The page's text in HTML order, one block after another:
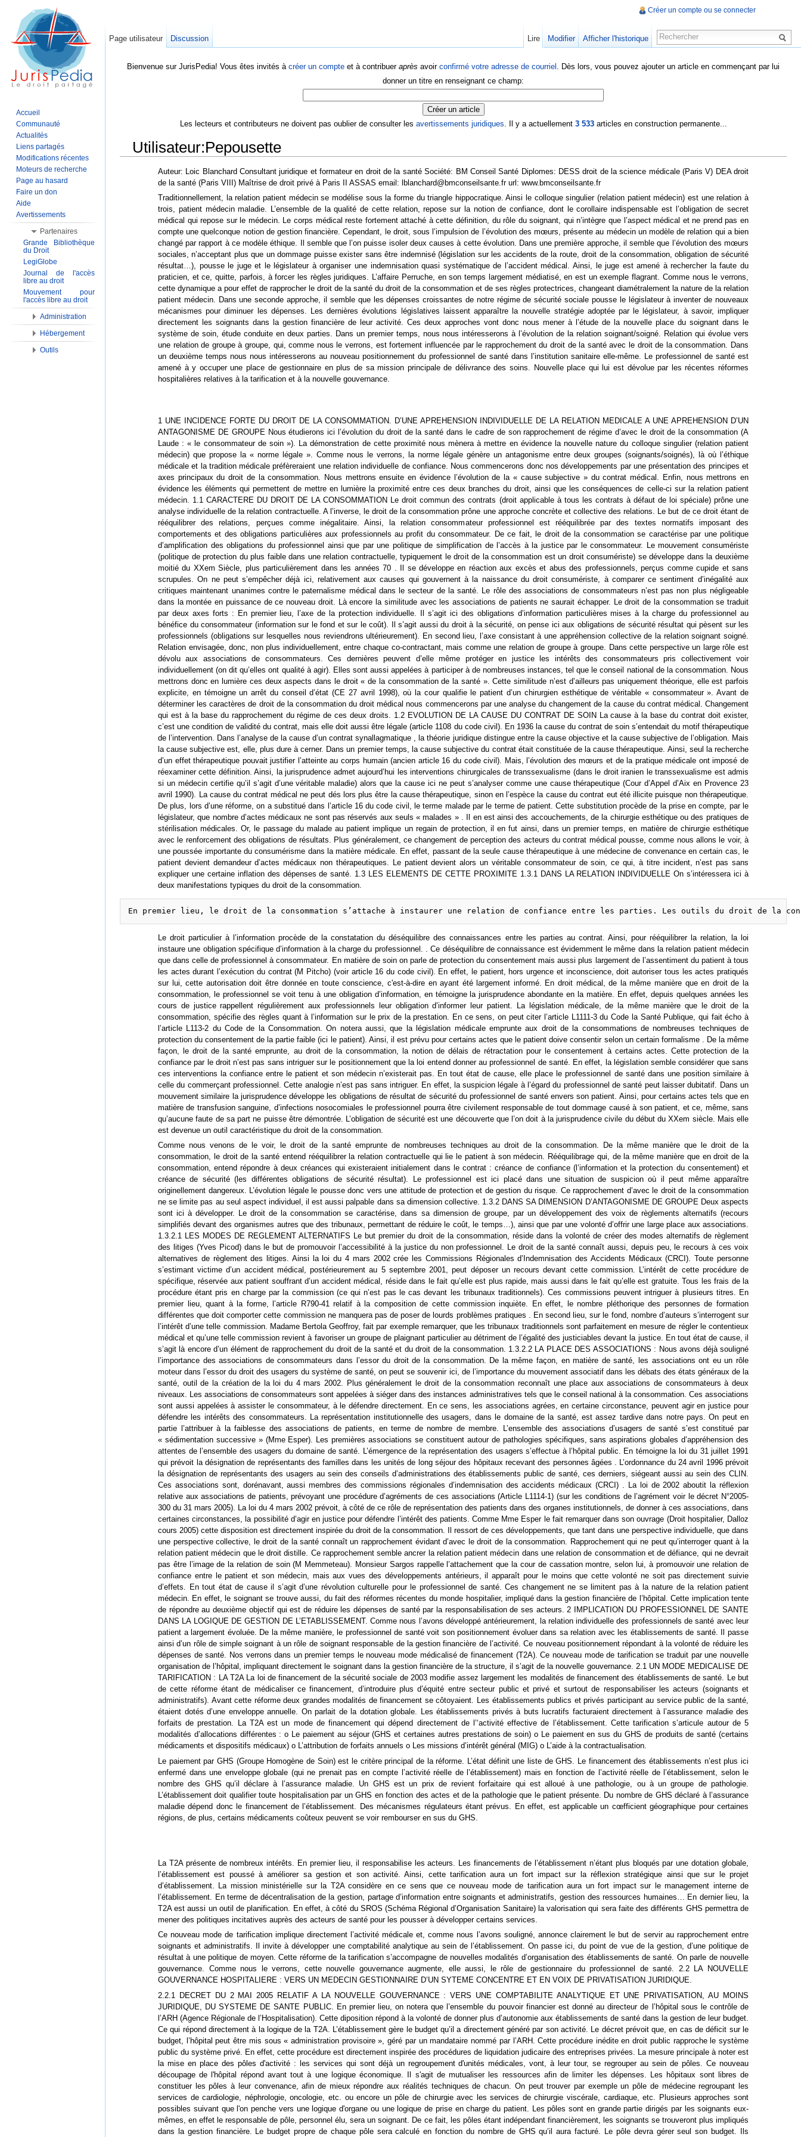
Bienvenue sur JurisPedia! Vous êtes invités à créer un compte et à contribuer après avoir confirmé votre adresse de courriel . Dès lors, vous pouvez ajouter un article en commençant par lui
donner un titre en renseignant ce champ:
Les lecteurs et contributeurs ne doivent pas oublier de consulter les avertissements juridiques. Il y a actuellement 3 533articles en construction permanente...
Utilisateur:Pepousette
Auteur: Loic Blanchard Consultant juridique et formateur en droit de la santé Société: BM Conseil Santé Diplomes: DESS droit de la science médicale (Paris V) DEA droit
de la santé (Paris VIII) Maîtrise de droit privé à Paris II ASSAS email: lblanchard@bmconseilsante.fr url: www.bmconseilsante.fr
Traditionnellement, la relation patient médecin se modélise sous la forme du triangle hippocratique. Ainsi le colloque singulier (relation patient médecin) est une relation à
trois, patient médecin maladie. L’ensemble de la qualité de cette relation, repose sur la notion de confiance, dont le corollaire indispensable est l’obligation de secret
médical qui repose sur le médecin. Le corps médical reste fortement attaché à cette définition, du rôle du soignant, qui n’intègre que l’aspect médical et ne prend pas en
compte une quelconque notion de gestion financière. Cependant, le droit, sous l’impulsion de l’évolution des mœurs, présente au médecin un modèle de relation qui a bien
changé par rapport à ce modèle éthique. Il semble que l’on puisse isoler deux causes à cette évolution. Dans une première approche, il semble que l’évolution des mœurs
sociales, n’acceptant plus que un dommage puisse exister sans être indemnisé (législation sur les accidents de la route, droit de la consommation, obligation de sécurité
résultat…), pousse le juge et le législateur à organiser une indemnisation quasi systématique de l’accident médical. Ainsi, le juge est amené à rechercher la faute du
praticien, et ce, quitte, parfois, à forcer les règles juridiques. L’affaire Perruche, en son temps largement médiatisé, en est un exemple flagrant. Comme nous le verrons,
cette dynamique a pour effet de rapprocher le droit de la santé du droit de la consommation et de ses règles protectrices, changeant diamétralement la nature de la relation
patient médecin. Dans une seconde approche, il semble que les dépenses croissantes de notre régime de sécurité sociale pousse le législateur à inventer de nouveaux
mécanismes pour diminuer les dépenses. Les dernières évolutions législatives laissent apparaître la nouvelle stratégie adoptée par le législateur, à savoir, impliquer
directement les soignants dans la gestion financière de leur activité. Ces deux approches vont donc nous mener à l’étude de la nouvelle place du soignant dans le
système de soin, étude conduite en deux parties. Dans un premier temps, nous nous intéresserons à l’évolution de la relation soignant/soigné. Relation qui évolue vers
une relation de groupe à groupe, qui, comme nous le verrons, est fortement influencée par le rapprochement du droit de la santé avec le droit de la consommation. Dans
un deuxième temps nous nous intéresserons au nouveau positionnement du professionnel de santé dans l’institution sanitaire elle-même. Le professionnel de santé est
amené à y occuper une place de gestionnaire en plus de sa mission principale de délivrance des soins. Nouvelle place qui lui est dévolue par les récentes réformes
hospitalières relatives à la tarification et à la nouvelle gouvernance.
1 UNE INCIDENCE FORTE DU DROIT DE LA CONSOMMATION. D’UNE APREHENSION INDIVIDUELLE DE LA RELATION MEDICALE A UNE APREHENSION D’UN
ANTAGONISME DE GROUPE Nous étudierons ici l’évolution du droit de la santé dans le cadre de son rapprochement de régime d’avec le droit de la consommation (A
Laude : « le consommateur de soin »). La démonstration de cette proximité nous mènera à mettre en évidence la nouvelle nature du colloque singulier (relation patient
médecin) que propose la « norme légale ». Comme nous le verrons, la norme légale génère un antagonisme entre deux groupes (soignants/soignés), là où l’éthique
médicale et la tradition médicale préfèreraient une relation individuelle de confiance. Nous commencerons donc nos développements par une présentation des principes et
axes principaux du droit de la consommation. Nous mettrons ensuite en évidence l’évolution de la « cause subjective » du contrat médical. Enfin, nous mettrons en
évidence les éléments qui permettent de mettre en lumière la proximité entre ces deux branches du droit, ainsi que les conséquences de celle-ci sur la relation patient
médecin. 1.1 CARACTERE DU DROIT DE LA CONSOMMATION Le droit commun des contrats (droit applicable à tous les contrats à défaut de loi spéciale) prône une
analyse individuelle de la relation contractuelle. A l’inverse, le droit de la consommation prône une approche concrète et collective des relations. Le but de ce droit étant de
rééquilibrer des relations, perçues comme inégalitaire. Ainsi, la relation consommateur professionnel est rééquilibrée par des textes normatifs imposant des
comportements et des obligations particulières aux professionnels au profit du consommateur. De ce fait, le droit de la consommation se caractérise par une politique
d’amplification des obligations du professionnel ainsi que par une politique de simplification de l’accès à la justice par le consommateur. Le mouvement consumériste
(politique de protection du plus faible dans une relation contractuelle, typiquement le droit de la consommation est un droit consumériste) se développe dans la deuxième
moitié du XXem Siècle, plus particulièrement dans les années 70 . Il se développe en réaction aux excès et abus des professionnels, perçus comme cupide et sans
scrupules. On ne peut s’empêcher déjà ici, relativement aux causes qui gouvernent à la naissance du droit consumériste, à comparer ce sentiment d’inégalité aux
critiques maintenant unanimes contre le paternalisme médical dans le secteur de la santé. Le rôle des associations de consommateurs n’est pas non plus négligeable
dans la montée en puissance de ce nouveau droit. Là encore la similitude avec les associations de patients ne saurait échapper. Le droit de la consommation se traduit
par deux axes forts : En premier lieu, l’axe de la protection individuelle. Il s’agit ici des obligations d’information particulières mises à la charge du professionnel au
bénéfice du consommateur (information sur le fond et sur le coût). Il s’agit aussi du droit à la sécurité, on pense ici aux obligations de sécurité résultat qui pèsent sur les
professionnels (obligations sur lesquelles nous reviendrons ultérieurement). En second lieu, l’axe consistant à une appréhension collective de la relation soignant soigné.
Relation envisagée, donc, non plus individuellement, entre chaque co-contractant, mais comme une relation de groupe à groupe. Dans cette perspective un large rôle est
dévolu aux associations de consommateurs. Ces dernières peuvent d’elle même protéger en justice les intérêts des consommateurs pris collectivement voir
individuellement (on dit qu’elles ont qualité à agir). Elles sont aussi appelées à participer à de nombreuses instances, tel que le conseil national de la consommation. Nous
mettrons donc en lumière ces deux aspects dans le droit « de la consommation de la santé ». Cette similitude n’est d’ailleurs pas uniquement théorique, elle est parfois
explicite, en témoigne un arrêt du conseil d’état (CE 27 avril 1998), où la cour qualifie le patient d’un chirurgien esthétique de véritable « consommateur ». Avant de
déterminer les caractères de droit de la consommation du droit médical nous commencerons par une analyse du changement de la cause du contrat médical. Changement
qui est à la base du rapprochement du régime de ces deux droits. 1.2 EVOLUTION DE LA CAUSE DU CONTRAT DE SOIN La cause à la base du contrat doit exister,
c’est une condition de validité du contrat, mais elle doit aussi être légale (article 1108 du code civil). En 1936 la cause du contrat de soin s’entendait du motif thérapeutique
de l’intervention. Dans l’analyse de la cause d’un contrat synallagmatique , la théorie juridique distingue entre la cause objective et la cause subjective de l’obligation. Mais
la cause subjective est, elle, plus dure à cerner. Dans un premier temps, la cause subjective du contrat était constituée de la cause thérapeutique. Ainsi, seul la recherche
d’un effet thérapeutique pouvait justifier l’atteinte au corps humain (ancien article 16 du code civil). Mais, l’évolution des mœurs et de la pratique médicale ont imposé de
réexaminer cette définition. Ainsi, la jurisprudence admet aujourd’hui les interventions chirurgicales de transsexualisme (dans le droit iranien le transsexualisme est admis
si un médecin certifie qu’il s’agit d’une véritable maladie) alors que la cause ici ne peut s’analyser comme une cause thérapeutique (Cour d’Appel d’Aix en Provence 23
avril 1990). La cause du contrat médical ne peut dés lors plus être la cause thérapeutique, sinon en l’espèce la cause du contrat eut été illicite puisque non thérapeutique.
De plus, lors d’une réforme, on a substitué dans l’article 16 du code civil, le terme malade par le terme de patient. Cette substitution procède de la prise en compte, par le
législateur, que nombre d’actes médicaux ne sont pas réservés aux seuls « malades » . Il en est ainsi des accouchements, de la chirurgie esthétique ou des pratiques de
stérilisation médicales. Or, le passage du malade au patient implique un regain de protection, il en fut ainsi, dans un premier temps, en matière de chirurgie esthétique
avec le renforcement des obligations de résultats. Plus généralement, ce changement de perception des acteurs du contrat médical pousse, comme nous allons le voir, à
une poussée importante du consumérisme dans la matière médicale. En effet, passant de la seule cause thérapeutique à une médecine de convenance en certain cas, le
patient devient demandeur d’actes médicaux non thérapeutiques. Le patient devient alors un véritable consommateur de soin, ce qui, à titre incident, n’est pas sans
expliquer une certaine inflation des dépenses de santé. 1.3 LES ELEMENTS DE CETTE PROXIMITE 1.3.1 DANS LA RELATION INDIVIDUELLE On s’intéressera ici à
deux manifestations typiques du droit de la consommation.
Le droit particulier à l’information procède de la constatation du déséquilibre des connaissances entre les parties au contrat. Ainsi, pour rééquilibrer la relation, la loi
instaure une obligation spécifique d’information à la charge du professionnel. . Ce déséquilibre de connaissance est évidemment le même dans la relation patient médecin
que dans celle de professionnel à consommateur. En matière de soin on parle de protection du consentement mais aussi plus largement de l’assentiment du patient à tous
les actes durant l’exécution du contrat (M Pitcho) (voir article 16 du code civil). En effet, le patient, hors urgence et inconscience, doit autoriser tous les actes pratiqués
sur lui, cette autorisation doit être donnée en toute conscience, c'est-à-dire en ayant été largement informé. En droit médical, de la même manière que en droit de la
consommation, le professionnel se voit tenu à une obligation d’information, en témoigne la jurisprudence abondante en la matière. En effet, depuis quelques années les
cours de justice rappellent régulièrement aux professionnels leur obligation d’informer leur patient. La législation médicale, de la même manière que le droit de la
consommation, spécifie des règles quant à l’information sur le prix de la prestation. En ce sens, on peut citer l’article L1111-3 du Code la Santé Publique, qui fait écho à
l’article L113-2 du Code de la Consommation. On notera aussi, que la législation médicale emprunte aux droit de la consommations de nombreuses techniques de
protection du consentement de la partie faible (ici le patient). Ainsi, il est prévu pour certains actes que le patient doive consentir selon un certain formalisme . De la même
façon, le droit de la santé emprunte, au droit de la consommation, la notion de délais de rétractation pour le consentement à certains actes. Cette protection de la
confiance par le droit n’est pas sans intriguer sur le positionnement que la loi entend donner au professionnel de santé. En effet, la législation semble considérer que sans
ces interventions la confiance entre le patient et son médecin n’existerait pas. En tout état de cause, elle place le professionnel de santé dans une position similaire à
celle du commerçant professionnel. Cette analogie n’est pas sans intriguer. En effet, la suspicion légale à l’égard du professionnel de santé peut laisser dubitatif. Dans un
mouvement similaire la jurisprudence développe les obligations de résultat de sécurité du professionnel de santé envers son patient. Ainsi, pour certains actes tels que en
matière de transfusion sanguine, d’infections nosocomiales le professionnel pourra être civilement responsable de tout dommage causé à son patient, et ce, même, sans
qu’aucune faute de sa part ne puisse être démontrée. L’obligation de sécurité est une découverte que l’on doit à la jurisprudence civile du début du XXem siècle. Mais elle
est devenue un outil caractéristique du droit de la consommation.
Comme nous venons de le voir, le droit de la santé emprunte de nombreuses techniques au droit de la consommation. De la même manière que le droit de la
consommation, le droit de la santé entend rééquilibrer la relation contractuelle qui lie le patient à son médecin. Rééquilibrage qui, de la même manière que en droit de la
consommation, entend répondre à deux créances qui existeraient initialement dans le contrat : créance de confiance (l’information et la protection du consentement) et
créance de sécurité (les différentes obligations de sécurité résultat). Le professionnel est ici placé dans une situation de suspicion où il peut même apparaître
originellement dangereux. L’évolution légale le pousse donc vers une attitude de protection et de gestion du risque. Ce rapprochement d’avec le droit de la consommation
ne se limite pas au seul aspect individuel, il est aussi palpable dans sa dimension collective. 1.3.2 DANS SA DIMENSION D’ANTAGONISME DE GROUPE Deux aspects
sont ici à développer. Le droit de la consommation se caractérise, dans sa dimension de groupe, par un développement des voix de règlements alternatifs (recours
simplifiés devant des organismes autres que des tribunaux, permettant de réduire le coût, le temps…), ainsi que par une volonté d’offrir une large place aux associations.
1.3.2.1 LES MODES DE REGLEMENT ALTERNATIFS Le but premier du droit de la consommation, réside dans la volonté de créer des modes alternatifs de règlement
des litiges (Yves Picod) dans le but de promouvoir l’accessibilité à la justice du non professionnel. Le droit de la santé connaît aussi, depuis peu, le recours à ces voix
alternatives de règlement des litiges. Ainsi la loi du 4 mars 2002 crée les Commissions Régionales d’Indemnisation des Accidents Médicaux (CRCI). Toute personne
s’estimant victime d’un accident médical, postérieurement au 5 septembre 2001, peut déposer un recours devant cette commission. L’intérêt de cette procédure de
spécifique, réservée aux patient souffrant d’un accident médical, réside dans le fait qu’elle est plus rapide, mais aussi dans le fait qu’elle est gratuite. Tous les frais de la
procédure étant pris en charge par la commission (ce qui n’est pas le cas devant les tribunaux traditionnels). Ces commissions peuvent intriguer à plusieurs titres. En
premier lieu, quant à la forme, l’article R790-41 relatif à la composition de cette commission inquiète. En effet, le nombre pléthorique des personnes de formation
différentes que doit comporter cette commission ne manquera pas de poser de lourds problèmes pratiques . En second lieu, sur le fond, nombre d’auteurs s’interrogent sur
l’intérêt d’une telle commission. Madame Bertola Geoffroy, fait par exemple remarquer, que les tribunaux traditionnels sont parfaitement en mesure de régler le contentieux
médical et qu’une telle commission revient à favoriser un groupe de plaignant particulier au détriment de l’égalité des justiciables devant la justice. En tout état de cause, il
s’agit là encore d’un élément de rapprochement du droit de la santé et du droit de la consommation. 1.3.2.2 LA PLACE DES ASSOCIATIONS : Nous avons déjà souligné
l’importance des associations de consommateurs dans l’essor du droit de la consommation. De la même façon, en matière de santé, les associations ont eu un rôle
moteur dans l’essor du droit des usagers du système de santé, on peut se souvenir ici, de l’importance du mouvement associatif dans les débats des états généraux de la
santé, outil de la création de la loi du 4 mars 2002. Plus généralement le droit de la consommation reconnaît une place aux associations de consommateurs à deux
niveaux. Les associations de consommateurs sont appelées à siéger dans des instances administratives tels que le conseil national à la consommation. Ces associations
sont aussi appelées à assister le consommateur, à le défendre directement. En ce sens, les associations agrées, en certaine circonstance, peuvent agir en justice pour
défendre les intérêts des consommateurs. La représentation institutionnelle des usagers, dans le domaine de la santé, est assez tardive dans notre pays. On peut en
partie l’attribuer à la faiblesse des associations de patients, en terme de nombre de membre. L’ensemble des associations d’usagers de santé s’est constitué par
« sédimentation successive » (Mme Esper). Les premières associations se constituent autour de pathologies spécifiques, sans aspirations globales d’appréhension des
attentes de l’ensemble des usagers du domaine de santé. L’émergence de la représentation des usagers s’effectue à l’hôpital public. En témoigne la loi du 31 juillet 1991
qui prévoit la désignation de représentants des familles dans les unités de long séjour des hôpitaux recevant des personnes âgées . L’ordonnance du 24 avril 1996 prévoit
la désignation de représentants des usagers au sein des conseils d’administrations des établissements public de santé, ces derniers, siégeant aussi au sein des CLIN.
Ces associations sont, dorénavant, aussi membres des commissions régionales d’indemnisation des accidents médicaux (CRCI) . La loi de 2002 aboutit la réflexion
relative aux associations de patients, prévoyant une procédure d’agréments de ces associations (Article L1114-1) (sur les conditions de l’agrément voir le décret N°2005-
300 du 31 mars 2005). La loi du 4 mars 2002 prévoit, à côté de ce rôle de représentation des patients dans des organes institutionnels, de donner à ces associations, dans
certaines circonstances, la possibilité d’agir en justice pour défendre l’intérêt des patients. Comme Mme Esper le fait remarquer dans son ouvrage (Droit hospitalier, Dalloz
cours 2005) cette disposition est directement inspirée du droit de la consommation. Il ressort de ces développements, que tant dans une perspective individuelle, que dans
une perspective collective, le droit de la santé connaît un rapprochement évidant d’avec le droit de la consommation. Rapprochement qui ne peut qu’interroger quant à la
relation patient médecin que le droit distille. Ce rapprochement semble ancrer la relation patient médecin dans une relation de consommation et de défiance, qui ne devrait
pas être l’image de la relation de soin (M Memmeteau). Monsieur Sargos rappelle l’attachement que la cour de cassation montre, selon lui, à promouvoir une relation de
confiance entre le patient et son médecin, mais aux vues des développements antérieurs, il apparaît pour le moins que cette volonté ne soit pas directement suivie
d’effets. En tout état de cause il s’agit d’une révolution culturelle pour le professionnel de santé. Ces changement ne se limitent pas à la nature de la relation patient
médecin. En effet, le soignant se trouve aussi, du fait des réformes récentes du monde hospitalier, impliqué dans la gestion financière de l’hôpital. Cette implication tente
de répondre au deuxième objectif qui est de réduire les dépenses de santé par la responsabilisation de ses acteurs. 2 IMPLICATION DU PROFESSIONNEL DE SANTE
DANS LA LOGIQUE DE GESTION DE L’ETABLISSEMENT. Comme nous l’avons développé antérieurement, la relation individuelle des professionnels de santé avec leur
patient a largement évoluée. De la même manière, le professionnel de santé voit son positionnement évoluer dans sa relation avec les établissements de santé. Il passe
ainsi d’un rôle de simple soignant à un rôle de soignant responsable de la gestion financière de l’activité. Ce nouveau positionnement répondant à la volonté de réduire les
dépenses de santé. Nos verrons dans un premier temps le nouveau mode médicalisé de financement (T2A). Ce nouveau mode de tarification se traduit par une nouvelle
organisation de l’hôpital, impliquant directement le soignant dans la gestion financière de la structure, il s’agit de la nouvelle gouvernance. 2.1 UN MODE MEDICALISE DE
TARIFICATION : LA T2A La loi de financement de la sécurité sociale de 2003 modifie assez largement les modalités de financement des établissements de santé. Le but
de cette réforme étant de médicaliser ce financement, d’introduire plus d’équité entre secteur public et privé et surtout de responsabiliser les acteurs (soignants et
administratifs). Avant cette réforme deux grandes modalités de financement se côtoyaient. Les établissements publics et privés participant au service public de la santé,
étaient dotés d’une enveloppe annuelle. On parlait de la dotation globale. Les établissements privés à buts lucratifs facturaient directement à l’assurance maladie des
forfaits de prestation. La T2A est un mode de financement qui dépend directement de l’‘activité effective de l’établissement. Cette tarification s’articule autour de 5
modalités d’allocations différentes : o Le paiement au séjour (GHS et certaines autres prestations de soin) o Le paiement en sus du GHS de produits de santé (certains
médicaments et dispositifs médicaux) o L’attribution de forfaits annuels o Les missions d’intérêt général (MIG) o L’aide à la contractualisation.
Le paiement par GHS (Groupe Homogène de Soin) est le critère principal de la réforme. L’état définit une liste de GHS. Le financement des établissements n’est plus ici
enfermé dans une enveloppe globale (qui ne prenait pas en compte l’activité réelle de l’établissement) mais en fonction de l’activité réelle de l’établissement, selon le
nombre des GHS qu’il déclare à l’assurance maladie. Un GHS est un prix de revient forfaitaire qui est alloué à une pathologie, ou à un groupe de pathologie.
L’établissement doit qualifier toute hospitalisation par un GHS en fonction des actes et de la pathologie que le patient présente. Du nombre de GHS déclaré à l’assurance
maladie dépend donc le financement de l’établissement. Des mécanismes régulateurs étant prévus. En effet, est applicable un cœfficient géographique pour certaines
régions, de plus, certains médicaments coûteux peuvent se voir rembourser en sus du GHS.
La T2A présente de nombreux intérêts. En premier lieu, il responsabilise les acteurs. Les financements de l’établissement n’étant plus bloqués par une dotation globale,
l’établissement est poussé à améliorer sa gestion et son activité. Ainsi, cette tarification aura un fort impact sur la réflexion stratégique ainsi que sur le projet
d’établissement. La mission ministérielle sur la T2A considère en ce sens que ce nouveau mode de tarification aura un fort impact sur le management interne de
l’établissement. En terme de décentralisation de la gestion, partage d’information entre soignants et administratifs, gestion des ressources humaines… En dernier lieu, la
T2A est aussi un outil de planification. En effet, à côté du SROS (Schéma Régional d’Organisation Sanitaire) la valorisation qui sera faite des différents GHS permettra de
mener des politiques incitatives auprès des acteurs de santé pour les pousser à développer certains services.
Ce nouveau mode de tarification implique directement l’activité médicale et, comme nous l’avons souligné, annonce clairement le but de servir au rapprochement entre
soignants et administratifs. Il invite à développer une comptabilité analytique au sein de l’établissement. On passe ici, du point de vue de la gestion, d’une politique de
résultat à une politique de moyen. Cette réforme de la tarification s’accompagne de nouvelles modalités d’organisation des établissements de santé. On parle de nouvelle
gouvernance. Comme nous le verrons, cette nouvelle gouvernance augmente, elle aussi, le rôle de gestionnaire du professionnel de santé. 2.2 LA NOUVELLE
GOUVERNANCE HOSPITALIERE : VERS UN MEDECIN GESTIONNAIRE D’UN SYTEME CONCENTRE ET EN VOIX DE PRIVATISATION JURIDIQUE.
2.2.1 DECRET DU 2 MAI 2005 RELATIF A LA NOUVELLE GOUVERNANCE : VERS UNE COMPTABILITE ANALYTIQUE ET UNE PRIVATISATION, AU MOINS
JURIDIQUE, DU SYSTEME DE SANTE PUBLIC. En premier lieu, on notera que l’ensemble du pouvoir financier est donné au directeur de l’hôpital sous le contrôle de
l’ARH (Agence Régionale de l’Hospitalisation). Cette diposition répond à la volonté de donner plus d’autonomie aux établissements de santé dans la gestion de leur budget.
Ce qui répond directement à la logique de la T2A. L’établissement gère le budget qu’il a directement généré par son activité. Le décret prévoit que, en cas de déficit sur le
budget, l’hôpital peut être mis sous « administration provisoire », géré par un mandataire nommé par l’ARH. Cette procédure inédite en droit public rapproche le système
public du système privé. En effet, cette procédure est directement inspirée des procédures de liquidation judicaire des entreprises privées. La mesure principale à noter est
la mise en place des pôles d'activité : les services qui sont déjà un regroupement d'unités médicales, vont, à leur tour, se regrouper au sein de pôles. Ce nouveau
découpage de l'hôpital répond avant tout à une logique économique. Il s'agit de mutualiser les ressources afin de limiter les dépenses. Les hôpitaux sont libres de
constituer les pôles à leur convenance, afin de mieux répondre aux réalités techniques de chacun. On peut trouver par exemple un pôle de médecine regroupant les
services de cardiologie, néphrologie, oncologie, etc. ou encore un pôle de chirurgie avec les services de chirurgie viscérale, cardiaque, etc. Plusieurs approches sont
possibles suivant que l'on penche vers une logique d'organe ou une logique de prise en charge du patient. Les pôles sont en grande partie dirigés par les soignants eux-
mêmes, en effet le responsable de pôle, personnel élu, sera un soignant. De ce fait, les pôles étant indépendant financièrement, les soignants se trouveront plus impliqués
dans la gestion financière. Le budget propre de chaque pôle sera calculé en fonction du nombre de GHS qu’il aura facturé. Le pôle devra gérer seul son budget. Ils
Créer un compte ou se connecter
Page utilisateur Discussion Lire Modifier Afficher l'historique
Accueil
Communauté
Actualités
Liens partagés
Modifications récentes
Moteurs de recherche
Page au hasard
Faire un don
Aide
Avertissements
Partenaires
Grande Bibliothèque
du Droit
LegiGlobe
Journal de l'accès
libre au droit
Mouvement pour
l'accès libre au droit
Administration
Hébergement
Outils